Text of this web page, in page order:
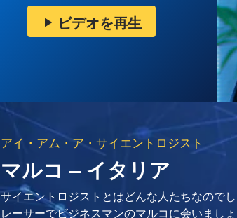
ビデオを再生
アイ・アム・ア・サイエントロジスト
マルコ – イタリア
サイエントロジストとはどんな人たちなので
レーサーでビジネスマンのマルコに会いましょ